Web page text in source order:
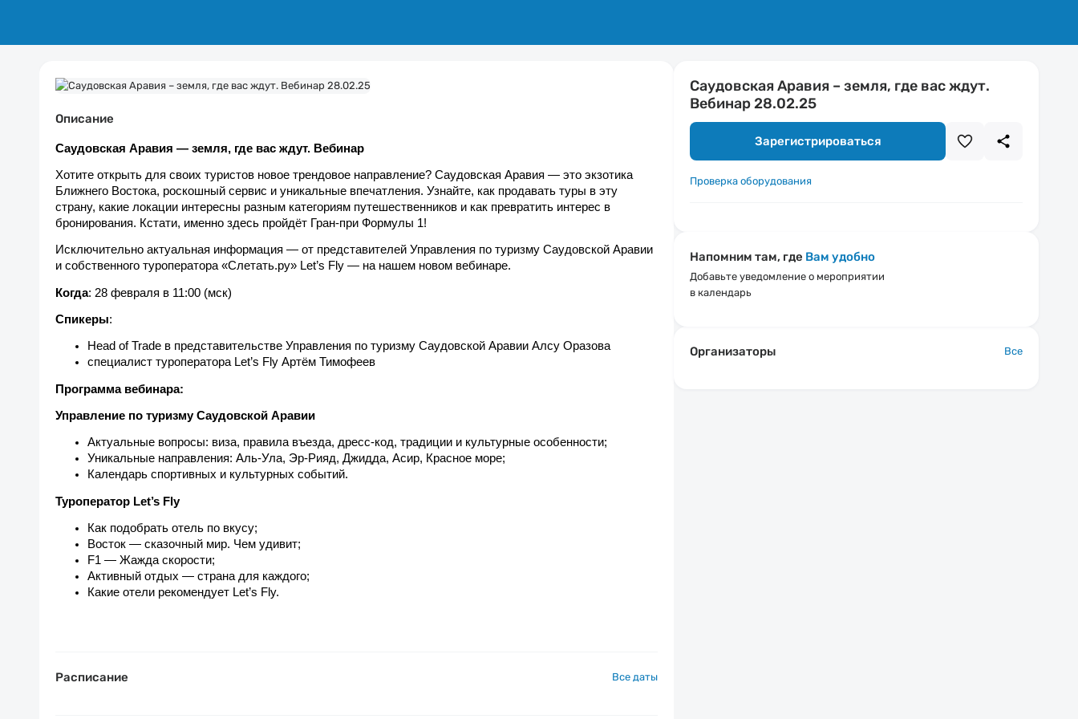
Описание
Саудовская Аравия — земля, где вас ждут. Вебинар
Хотите открыть для своих туристов новое трендовое направление? Саудовская Аравия — это экзотика
Ближнего Востока, роскошный сервис и уникальные впечатления. Узнайте, как продавать туры в эту
страну, какие локации интересны разным категориям путешественников и как превратить интерес в
бронирования. Кстати, именно здесь пройдёт Гран-при Формулы 1!
Исключительно актуальная информация — от представителей Управления по туризму Саудовской Аравии
и собственного туроператора «Слетать.ру» Let’s Fly — на нашем новом вебинаре.
Когда: 28 февраля в 11:00 (мск)
Спикеры:
Head of Trade в представительстве Управления по туризму Саудовской Аравии Алсу Оразова
специалист туроператора Let’s Fly Артём Тимофеев
Программа вебинара:
Управление по туризму Саудовской Аравии
Актуальные вопросы: виза, правила въезда, дресс-код, традиции и культурные особенности;
Уникальные направления: Аль-Ула, Эр-Рияд, Джидда, Асир, Красное море;
Календарь спортивных и культурных событий.
Туроператор Let’s Fly
Как подобрать отель по вкусу;
Восток — сказочный мир. Чем удивит;
F1 — Жажда скорости;
Активный отдых — страна для каждого;
Какие отели рекомендует Let’s Fly.
Расписание Все даты
Саудовская Аравия – земля, где вас ждут.
Вебинар 28.02.25
Зарегистрироваться
Проверка оборудования
Напомним там, где Вам удобно
Добавьте уведомление о мероприятии
в календарь
Организаторы Все